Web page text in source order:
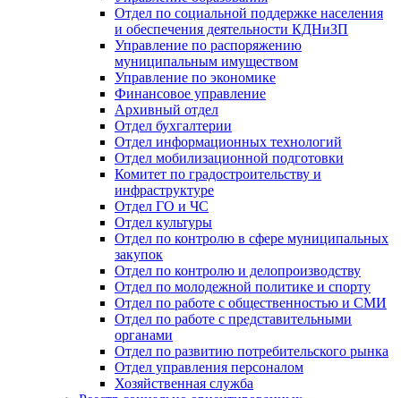
Отдел по социальной поддержке населения
и обеспечения деятельности КДНиЗП
Управление по распоряжению
муниципальным имуществом
Управление по экономике
Финансовое управление
Архивный отдел
Отдел бухгалтерии
Отдел информационных технологий
Отдел мобилизационной подготовки
Комитет по градостроительству и
инфраструктуре
Отдел ГО и ЧС
Отдел культуры
Отдел по контролю в сфере муниципальных
закупок
Отдел по контролю и делопроизводству
Отдел по молодежной политике и спорту
Отдел по работе с общественностью и СМИ
Отдел по работе с представительными
органами
Отдел по развитию потребительского рынка
Отдел управления персоналом
Хозяйственная служба